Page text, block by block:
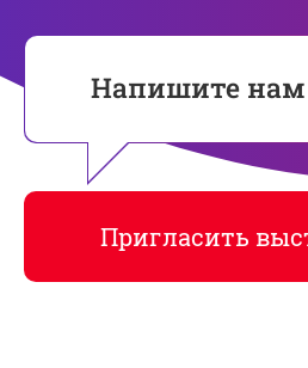
Напишите нам
Пригласить